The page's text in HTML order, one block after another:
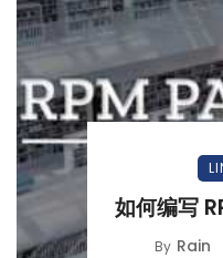
如何编写
By Rain